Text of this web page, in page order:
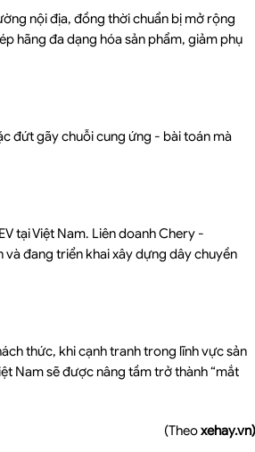
nội địa, đồng thời chuẩn bị mở rộng
hãng đa dạng hóa sản phẩm, giảm phụ
đứt gãy chuỗi cung ứng - bài toán mà
tại Việt Nam. Liên doanh Chery -
và đang triển khai xây dựng dây chuyền
thức, khi cạnh tranh trong lĩnh vực sản
Nam sẽ được nâng tầm trở thành “mắt
(Theoxehay.vn)